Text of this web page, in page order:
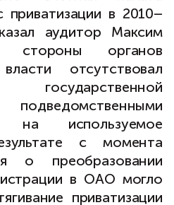
приватизации в 2010–
аудитор Максим
стороны органов
отсутствовал
используемое
с момента
о преобразовании
в ОАО могло
приватизации